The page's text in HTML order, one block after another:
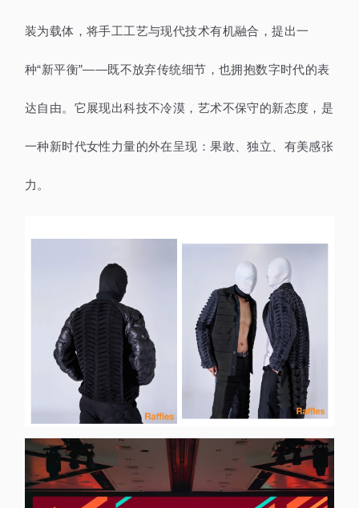
装为载体，将手工工艺与现代技术有机融合，提出一
种“新平衡”——既不放弃传统细节，也拥抱数字时代的表
达自由。它展现出科技不冷漠，艺术不保守的新态度，是
一种新时代女性力量的外在呈现：果敢、独立、有美感张
力。